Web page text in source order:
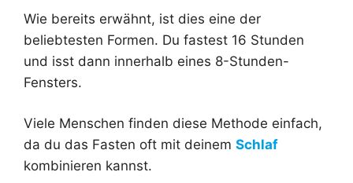
Wie bereits erwähnt, ist dies eine der
beliebtesten Formen. Du fastest 16 Stunden
und isst dann innerhalb eines 8-Stunden-
Fensters.
Viele Menschen finden diese Methode einfach,
da du das Fasten oft mit deinem Schlaf
kombinieren kannst.